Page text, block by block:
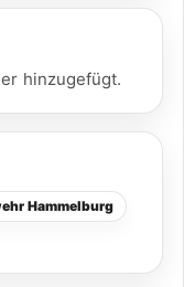
hinzugefügt.
Hammelburg